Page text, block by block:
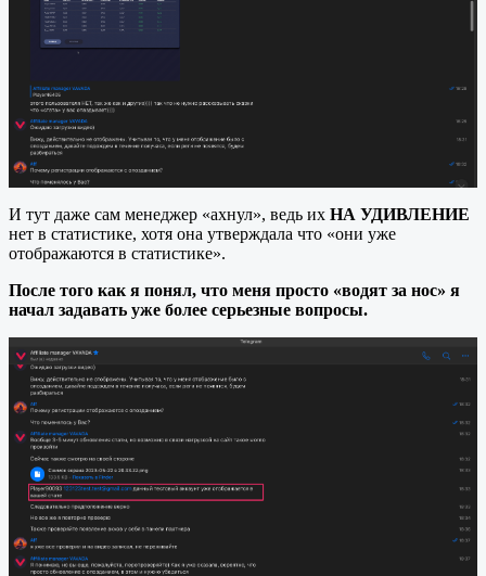
И тут даже сам менеджер «ахнул», ведь их НА УДИВЛЕНИЕ
нет в статистике, хотя она утверждала что «они уже
отображаются в статистике».
После того как я понял, что меня просто «водят за нос» я
начал задавать уже более серьезные вопросы.